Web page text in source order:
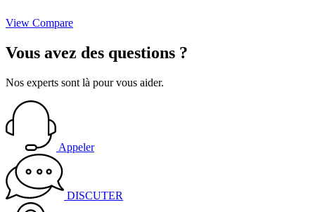
View Compare
Vous avez des questions ?
Nos experts sont là pour vous aider.
Appeler
DISCUTER